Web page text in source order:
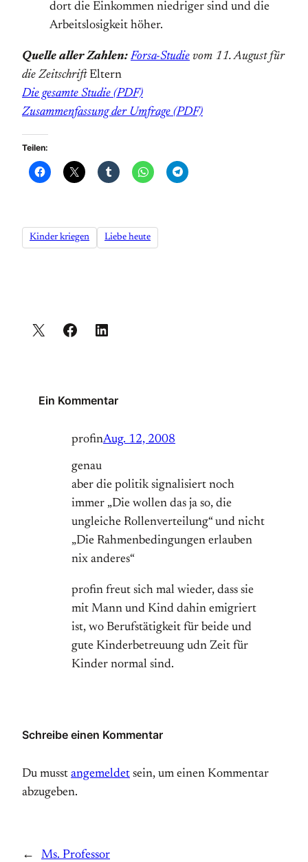
dort die Einkommen niedriger sind und die
Arbeitslosigkeit höher.
Quelle aller Zahlen: Forsa-Studie vom 11. August für
die Zeitschrift Eltern
Die gesamte Studie (PDF)
Zusammenfassung der Umfrage (PDF)
Teilen:
Kinder kriegen Liebe heute
Ein Kommentar
profinAug. 12, 2008
genau
aber die politik signalisiert noch
immer „Die wollen das ja so, die
ungleiche Rollenverteilung“ und nicht
„Die Rahmenbedingungen erlauben
nix anderes“
profin freut sich mal wieder, dass sie
mit Mann und Kind dahin emigriert
ist, wo Berufstätigkeit für beide und
gute Kinderbetreuung udn Zeit für
Kinder normal sind.
Schreibe einen Kommentar
Du musst angemeldet sein, um einen Kommentar
abzugeben.
← Ms. Professor